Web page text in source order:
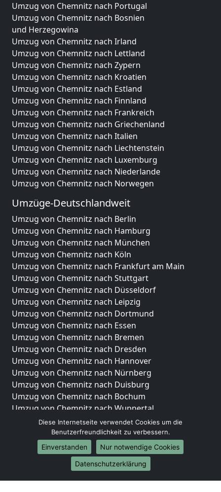
Umzug von Chemnitz nach Portugal
Umzug von Chemnitz nach Bosnien
und Herzegowina
Umzug von Chemnitz nach Irland
Umzug von Chemnitz nach Lettland
Umzug von Chemnitz nach Zypern
Umzug von Chemnitz nach Kroatien
Umzug von Chemnitz nach Estland
Umzug von Chemnitz nach Finnland
Umzug von Chemnitz nach Frankreich
Umzug von Chemnitz nach Griechenland
Umzug von Chemnitz nach Italien
Umzug von Chemnitz nach Liechtenstein
Umzug von Chemnitz nach Luxemburg
Umzug von Chemnitz nach Niederlande
Umzug von Chemnitz nach Norwegen
Umzüge-Deutschlandweit
Umzug von Chemnitz nach Berlin
Umzug von Chemnitz nach Hamburg
Umzug von Chemnitz nach München
Umzug von Chemnitz nach Köln
Umzug von Chemnitz nach Frankfurt am Main
Umzug von Chemnitz nach Stuttgart
Umzug von Chemnitz nach Düsseldorf
Umzug von Chemnitz nach Leipzig
Umzug von Chemnitz nach Dortmund
Umzug von Chemnitz nach Essen
Umzug von Chemnitz nach Bremen
Umzug von Chemnitz nach Dresden
Umzug von Chemnitz nach Hannover
Umzug von Chemnitz nach Nürnberg
Umzug von Chemnitz nach Duisburg
Umzug von Chemnitz nach Bochum
Umzug von Chemnitz nach Wuppertal
Umzug von Chemnitz nach Bielefeld
Umzug von Chemnitz nach Bonn
Umzug von Chemnitz nach Münster
Internationale-Umzüge
Umzug von Chemnitz nach Brasilien
Diese Internetseite verwendet Cookies um die
Benutzerfreundlichkeit zu verbessern.
Einverstanden
Nur notwendige Cookies
Datenschutzerklärung